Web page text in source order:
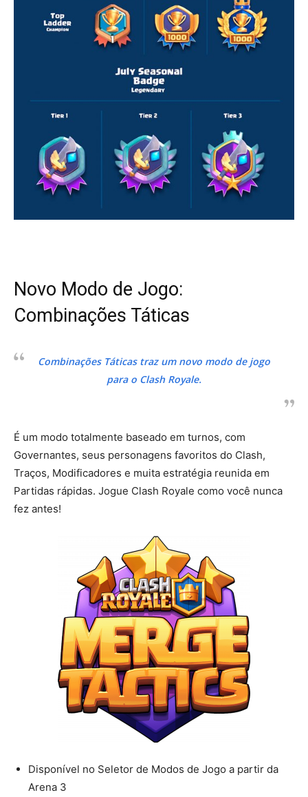
Novo Modo de Jogo:
Combinações Táticas
Combinações Táticas traz um novo modo de jogo
para o Clash Royale.
É um modo totalmente baseado em turnos, com
Governantes, seus personagens favoritos do Clash,
Traços, Modificadores e muita estratégia reunida em
Partidas rápidas. Jogue Clash Royale como você nunca
fez antes!
Disponível no Seletor de Modos de Jogo a partir da
Arena 3